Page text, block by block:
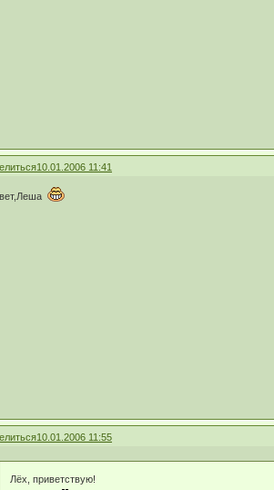
10.01.2006 11:41
10.01.2006 11:55
Лёх, приветствую!